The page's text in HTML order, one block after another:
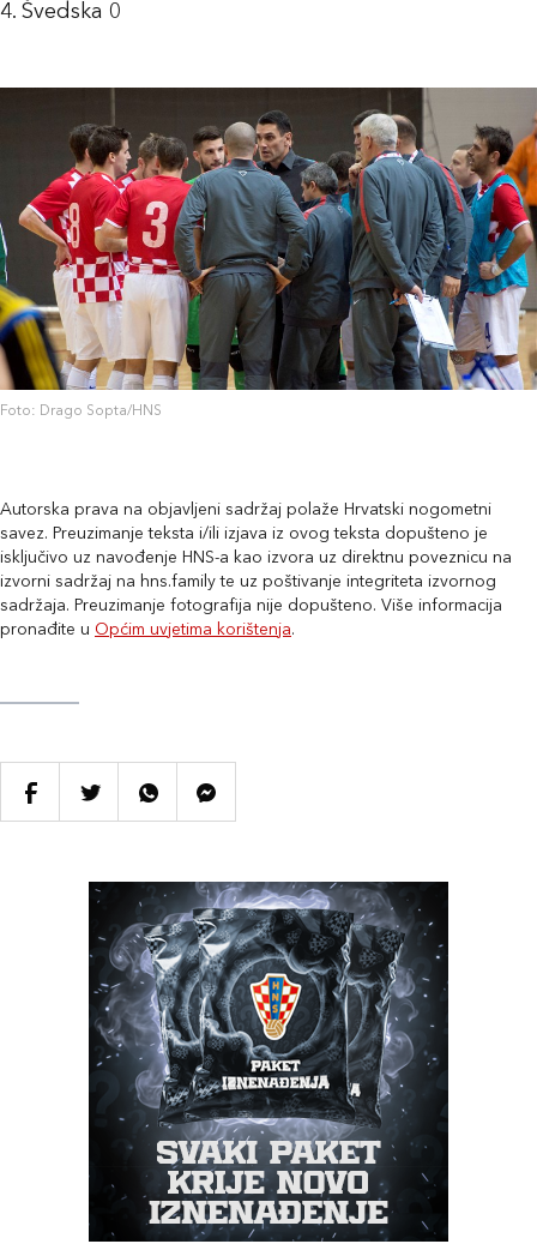
4. Švedska 0
Foto: Drago Sopta/HNS
Autorska prava na objavljeni sadržaj polaže Hrvatski nogometni
savez. Preuzimanje teksta i/ili izjava iz ovog teksta dopušteno je
isključivo uz navođenje HNS-a kao izvora uz direktnu poveznicu na
izvorni sadržaj na hns.family te uz poštivanje integriteta izvornog
sadržaja. Preuzimanje fotografija nije dopušteno. Više informacija
pronađite u Općim uvjetima korištenja.